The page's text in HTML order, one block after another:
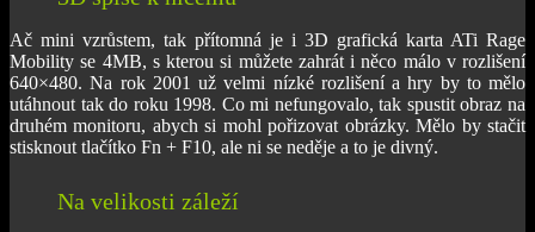
Ač mini vzrůstem, tak přítomná je i 3D grafická karta ATi Rage
Mobility se 4MB, s kterou si můžete zahrát i něco málo v rozlišení
640×480. Na rok 2001 už velmi nízké rozlišení a hry by to mělo
utáhnout tak do roku 1998. Co mi nefungovalo, tak spustit obraz na
druhém monitoru, abych si mohl pořizovat obrázky. Mělo by stačit
stisknout tlačítko Fn + F10, ale ni se neděje a to je divný.
Na velikosti záleží